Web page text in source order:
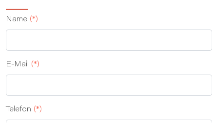
Name (*)
E‑Mail (*)
Telefon (*)